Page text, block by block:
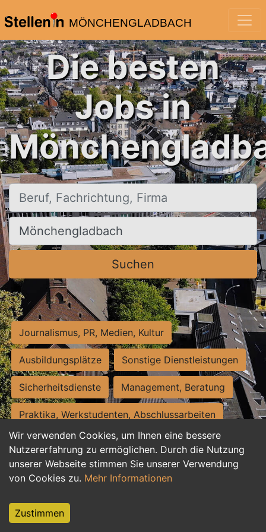
MÖNCHENGLADBACH
Wir verwenden Cookies, um Ihnen eine bessere
Nutzererfahrung zu ermöglichen. Durch die Nutzung
unserer Webseite stimmen Sie unserer Verwendung
von Cookies zu. Mehr Informationen
Zustimmen
Die besten
Jobs in
Beruf, Fachrichtung, Firma
Ort, Stadt
Suchen
Journalismus, PR, Medien, Kultur
Ausbildungsplätze Sonstige Dienstleistungen
Sicherheitsdienste Management, Beratung
Praktika, Werkstudenten, Abschlussarbeiten
Personalwesen Assistenz, Sekretariat
Hilfskräfte, Aushilfs- und Nebenjobs
Weiterbildung, Studium, duale Ausbildung